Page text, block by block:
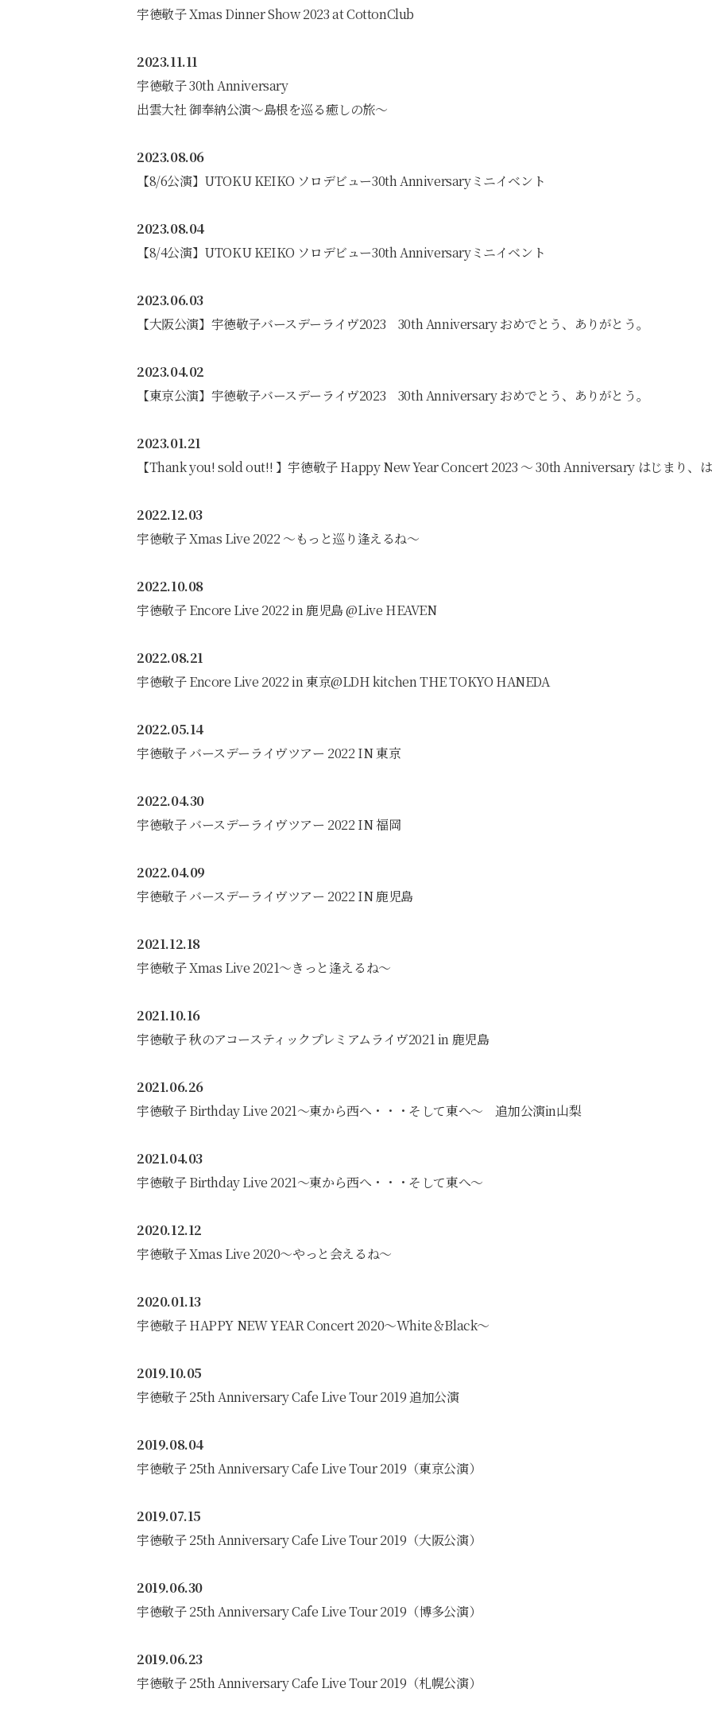
宇徳敬子 Xmas Dinner Show 2023 at CottonClub
2023.11.11
宇徳敬子 30th Anniversary
出雲大社 御奉納公演〜島根を巡る癒しの旅〜
2023.08.06
【8/6公演】UTOKU KEIKO ソロデビュー30th Anniversaryミニイベント
2023.08.04
【8/4公演】UTOKU KEIKO ソロデビュー30th Anniversaryミニイベント
2023.06.03
【大阪公演】宇徳敬子バースデーライヴ2023 30th Anniversary おめでとう、ありがとう。
2023.04.02
【東京公演】宇徳敬子バースデーライヴ2023 30th Anniversary おめでとう、ありがとう。
2023.01.21
【Thank you! sold out!! 】宇徳敬子 Happy New Year Concert 2023 〜 30th Anniversary はじまり、
2022.12.03
宇徳敬子 Xmas Live 2022 〜もっと巡り逢えるね〜
2022.10.08
宇徳敬子 Encore Live 2022 in 鹿児島 @Live HEAVEN
2022.08.21
宇徳敬子 Encore Live 2022 in 東京@LDH kitchen THE TOKYO HANEDA
2022.05.14
宇徳敬子 バースデーライヴツアー 2022 IN 東京
2022.04.30
宇徳敬子 バースデーライヴツアー 2022 IN 福岡
2022.04.09
宇徳敬子 バースデーライヴツアー 2022 IN 鹿児島
2021.12.18
宇徳敬子 Xmas Live 2021〜きっと逢えるね〜
2021.10.16
宇徳敬子 秋のアコースティックプレミアムライヴ2021 in 鹿児島
2021.06.26
宇徳敬子 Birthday Live 2021〜東から西へ・・・そして東へ〜 追加公演in山梨
2021.04.03
宇徳敬子 Birthday Live 2021〜東から西へ・・・そして東へ〜
2020.12.12
宇徳敬子 Xmas Live 2020〜やっと会えるね〜
2020.01.13
宇徳敬子 HAPPY NEW YEAR Concert 2020〜White＆Black〜
2019.10.05
宇徳敬子 25th Anniversary Cafe Live Tour 2019 追加公演
2019.08.04
宇徳敬子 25th Anniversary Cafe Live Tour 2019（東京公演）
2019.07.15
宇徳敬子 25th Anniversary Cafe Live Tour 2019（大阪公演）
2019.06.30
宇徳敬子 25th Anniversary Cafe Live Tour 2019（博多公演）
2019.06.23
宇徳敬子 25th Anniversary Cafe Live Tour 2019（札幌公演）